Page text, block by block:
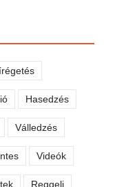
Hasedzés
Válledzés
Videók
Reggeli